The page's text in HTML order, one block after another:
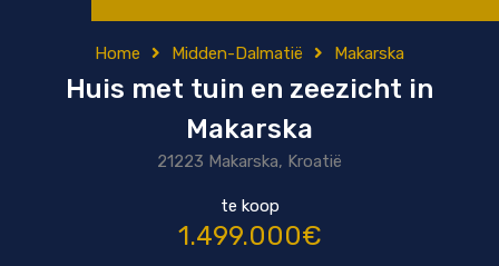
Home Midden-Dalmatië Makarska
Huis met tuin en zeezicht in
Makarska
21223 Makarska, Kroatië
te koop
1.499.000€